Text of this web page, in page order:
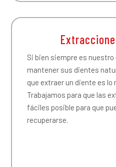
Si bien siempre es
mantener sus dientes
que extraer un diente es lo
Trabajamos para que las
fáciles posible para que
recuperarse.